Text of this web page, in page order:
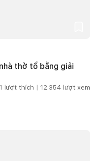
thờ tổ bằng giải
1 lượt thích | 12.354 lượt xem